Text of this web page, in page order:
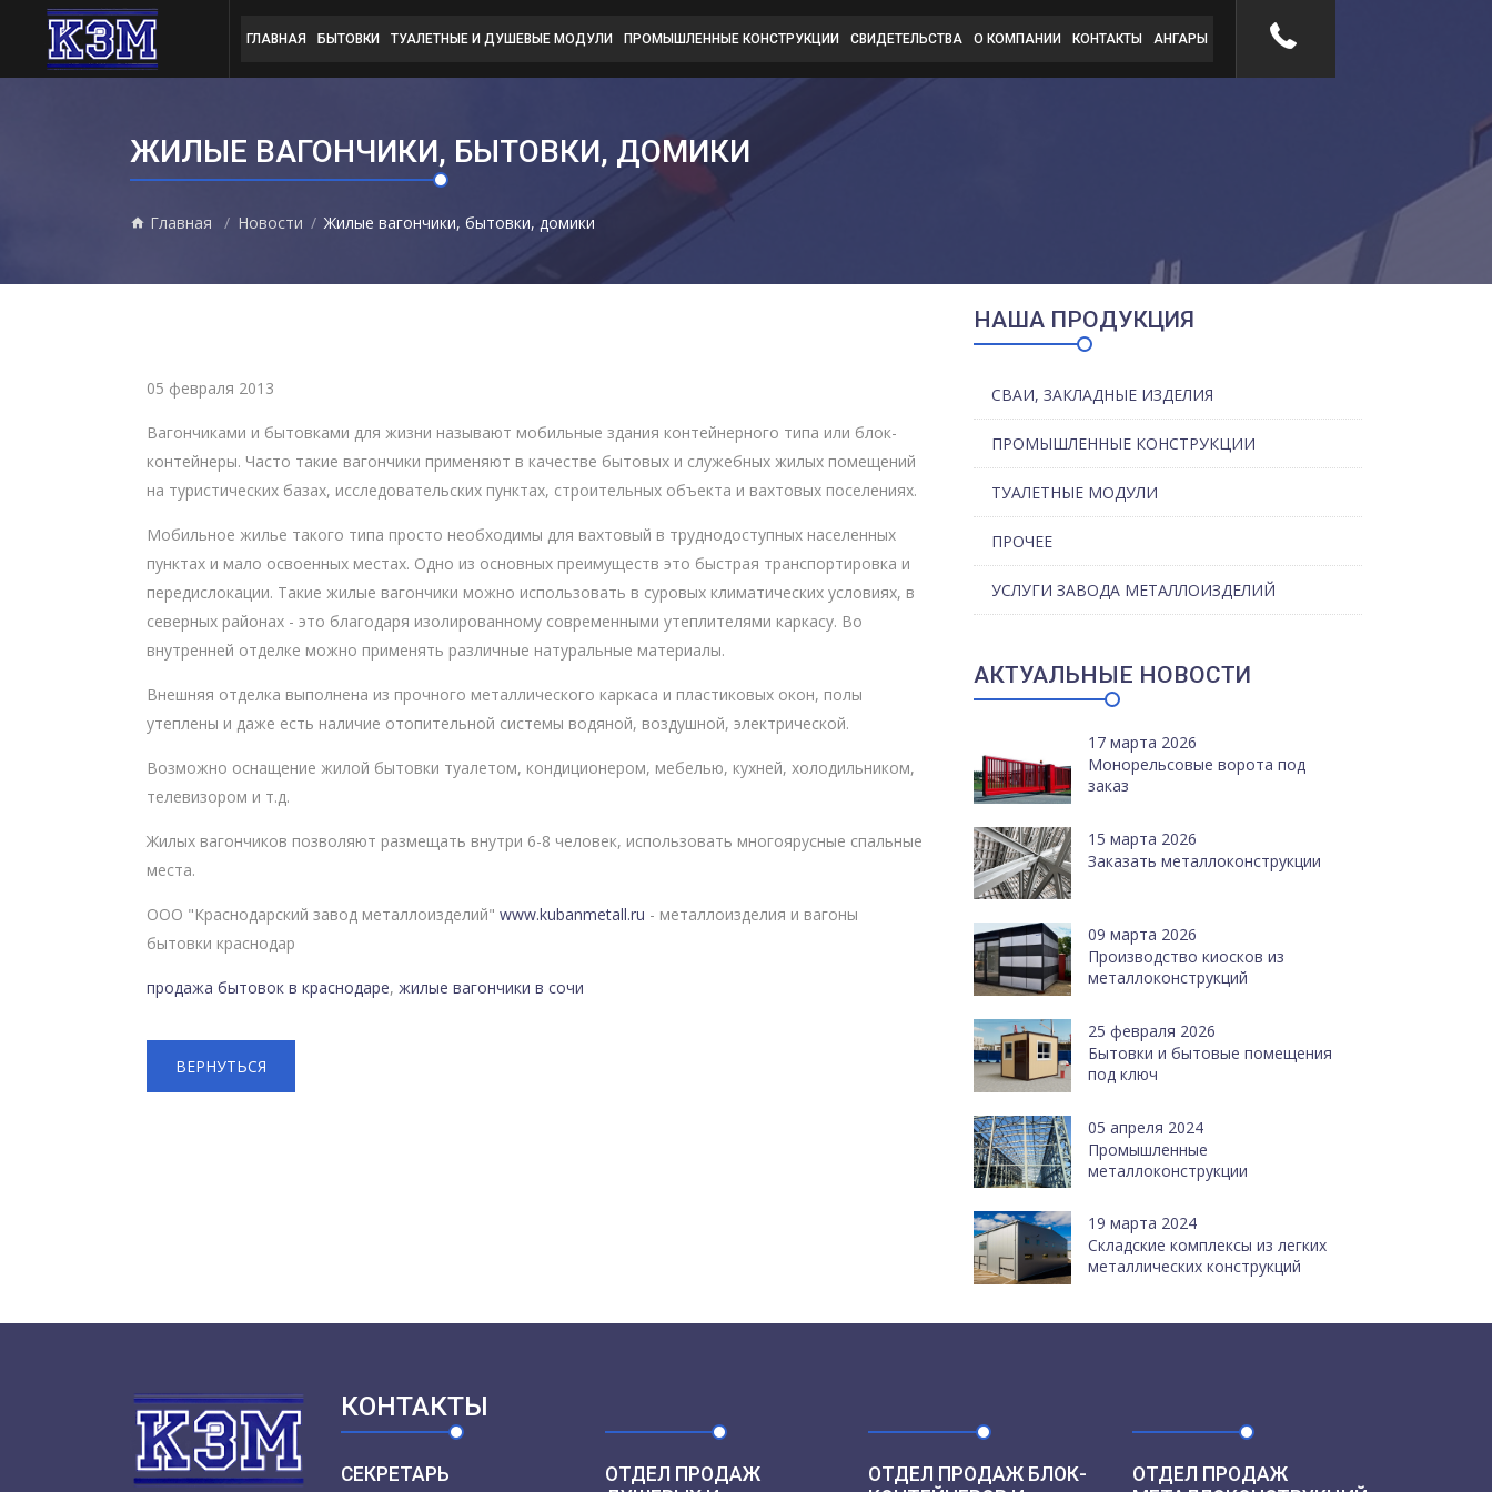
ГЛАВНАЯ БЫТОВКИ ТУАЛЕТНЫЕ И ДУШЕВЫЕ МОДУЛИ ПРОМЫШЛЕННЫЕ КОНСТРУКЦИИ СВИДЕТЕЛЬСТВА О КОМПАНИИ КОНТАКТЫ АНГАРЫ
ЖИЛЫЕ ВАГОНЧИКИ, БЫТОВКИ, ДОМИКИ
Главная Новости Жилые вагончики, бытовки, домики
05 февраля 2013
Вагончиками и бытовками для жизни называют мобильные здания контейнерного типа или блок-
контейнеры. Часто такие вагончики применяют в качестве бытовых и служебных жилых помещений
на туристических базах, исследовательских пунктах, строительных объекта и вахтовых поселениях.
Мобильное жилье такого типа просто необходимы для вахтовый в труднодоступных населенных
пунктах и мало освоенных местах. Одно из основных преимуществ это быстрая транспортировка и
передислокации. Такие жилые вагончики можно использовать в суровых климатических условиях, в
северных районах - это благодаря изолированному современными утеплителями каркасу. Во
внутренней отделке можно применять различные натуральные материалы.
Внешняя отделка выполнена из прочного металлического каркаса и пластиковых окон, полы
утеплены и даже есть наличие отопительной системы водяной, воздушной, электрической.
Возможно оснащение жилой бытовки туалетом, кондиционером, мебелью, кухней, холодильником,
телевизором и т.д.
Жилых вагончиков позволяют размещать внутри 6-8 человек, использовать многоярусные спальные
места.
ООО "Краснодарский завод металлоизделий" www.kubanmetall.ru - металлоизделия и вагоны
бытовки краснодар
продажа бытовок в краснодаре, жилые вагончики в сочи
ВЕРНУТЬСЯ
НАША ПРОДУКЦИЯ
СВАИ, ЗАКЛАДНЫЕ ИЗДЕЛИЯ
ПРОМЫШЛЕННЫЕ КОНСТРУКЦИИ
ТУАЛЕТНЫЕ МОДУЛИ
ПРОЧЕЕ
УСЛУГИ ЗАВОДА МЕТАЛЛОИЗДЕЛИЙ
АКТУАЛЬНЫЕ НОВОСТИ
17 марта 2026
Монорельсовые ворота под
заказ
15 марта 2026
Заказать металлоконструкции
09 марта 2026
Производство киосков из
металлоконструкций
25 февраля 2026
Бытовки и бытовые помещения
под ключ
05 апреля 2024
Промышленные
металлоконструкции
19 марта 2024
Cкладские комплексы из легких
металлических конструкций
КОНТАКТЫ
СЕКРЕТАРЬ
ОТДЕЛ ПРОДАЖ
ОТДЕЛ ПРОДАЖ БЛОК-
ОТДЕЛ ПРОДАЖ